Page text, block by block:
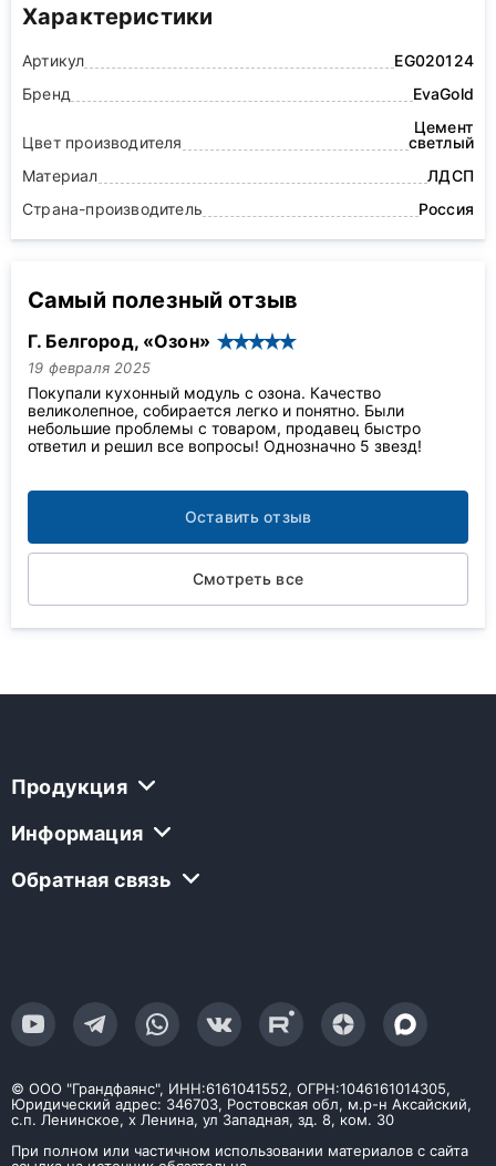
Характеристики
Артикул
EG020124
Бренд
EvaGold
Цвет производителя
Цемент
светлый
Материал
ЛДСП
Страна-производитель
Россия
Самый полезный отзыв
Г. Белгород, «Озон»
19 февраля 2025
Покупали кухонный модуль с озона. Качество
великолепное, собирается легко и понятно. Были
небольшие проблемы с товаром, продавец быстро
ответил и решил все вопросы! Однозначно 5 звезд!
Оставить отзыв
Смотреть все
Продукция
Информация
Обратная связь
© ООО "Грандфаянс", ИНН:6161041552, ОГРН:1046161014305,
Юридический адрес: 346703, Ростовская обл, м.р-н Аксайский,
с.п. Ленинское, х Ленина, ул Западная, зд. 8, ком. 30
При полном или частичном использовании материалов с сайта